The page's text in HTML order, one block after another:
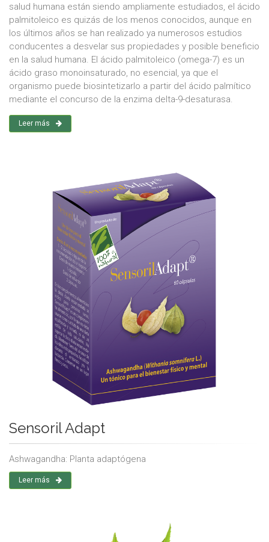
salud humana están siendo ampliamente estudiados, el ácido
palmitoleico es quizás de los menos conocidos, aunque en
los últimos años se han realizado ya numerosos estudios
conducentes a desvelar sus propiedades y posible beneficio
en la salud humana. El ácido palmitoleico (omega-7) es un
ácido graso monoinsaturado, no esencial, ya que el
organismo puede biosintetizarlo a partir del ácido palmítico
mediante el concurso de la enzima delta-9-desaturasa.
Leer más
Sensoril Adapt
Ashwagandha: Planta adaptógena
Leer más